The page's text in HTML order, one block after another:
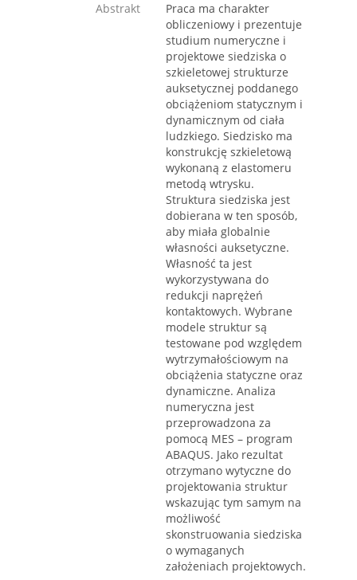
Abstrakt
Praca ma charakter
obliczeniowy i prezentuje
studium numeryczne i
projektowe siedziska o
szkieletowej strukturze
auksetycznej poddanego
obciążeniom statycznym i
dynamicznym od ciała
ludzkiego. Siedzisko ma
konstrukcję szkieletową
wykonaną z elastomeru
metodą wtrysku.
Struktura siedziska jest
dobierana w ten sposób,
aby miała globalnie
własności auksetyczne.
Własność ta jest
wykorzystywana do
redukcji naprężeń
kontaktowych. Wybrane
modele struktur są
testowane pod względem
wytrzymałościowym na
obciążenia statyczne oraz
dynamiczne. Analiza
numeryczna jest
przeprowadzona za
pomocą MES – program
ABAQUS. Jako rezultat
otrzymano wytyczne do
projektowania struktur
wskazując tym samym na
możliwość
skonstruowania siedziska
o wymaganych
założeniach projektowych.